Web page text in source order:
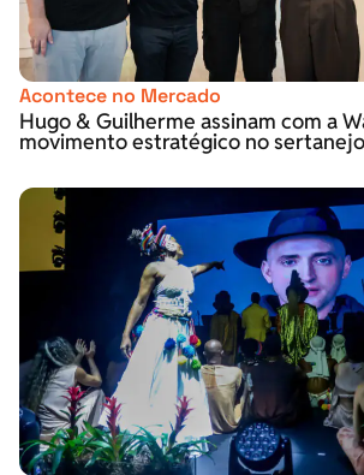
Acontece no Mercado
Hugo & Guilherme assinam com a
movimento estratégico no sertanejo